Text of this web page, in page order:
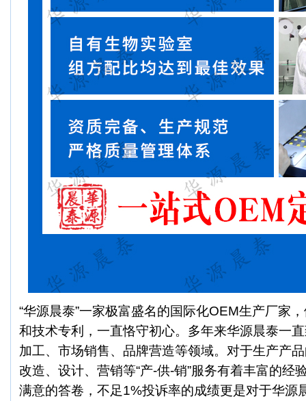
“华源晨泰”一家极富盛名的国际化OEM生产厂家
和技术专利，一直恪守初心。多年来华源晨泰一
加工、市场销售、品牌营造等领域。对于生产产
改造、设计、营销等“产-供-销”服务有着丰富的经
满意的答卷，不足1%投诉率的成绩更是对于华源